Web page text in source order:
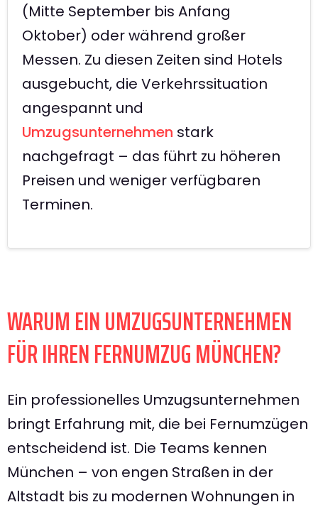
(Mitte September bis Anfang
Oktober) oder während großer
Messen. Zu diesen Zeiten sind Hotels
ausgebucht, die Verkehrssituation
angespannt und
Umzugsunternehmen stark
nachgefragt – das führt zu höheren
Preisen und weniger verfügbaren
Terminen.
WARUM EIN UMZUGSUNTERNEHMEN
FÜR IHREN FERNUMZUG MÜNCHEN?
Ein professionelles Umzugsunternehmen
bringt Erfahrung mit, die bei Fernumzügen
entscheidend ist. Die Teams kennen
München – von engen Straßen in der
Altstadt bis zu modernen Wohnungen in